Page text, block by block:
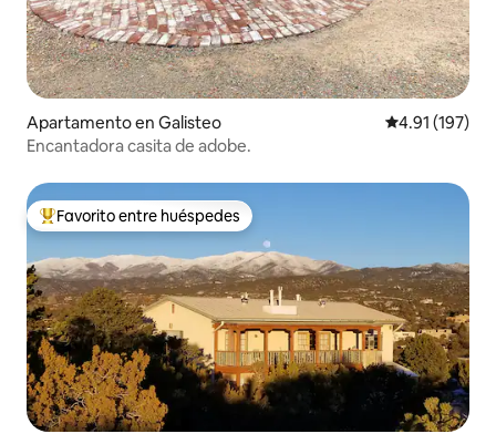
Apartamento en Galisteo Calificación
4.91 (197)
Encantadora casita de adobe.
Favorito entre huéspedes preferido
Favorito entre huéspedes